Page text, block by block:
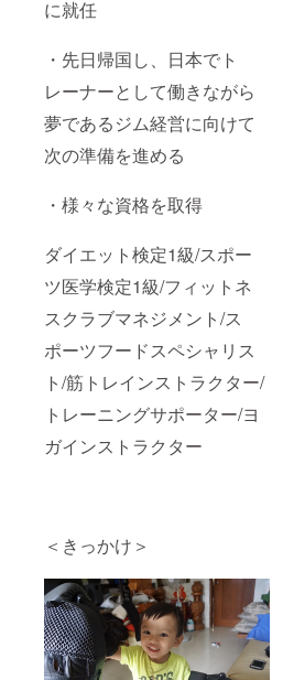
に就任
・先日帰国し、日本でト
レーナーとして働きながら
夢であるジム経営に向けて
次の準備を進める
・様々な資格を取得
ダイエット検定1級/スポー
ツ医学検定1級/フィットネ
スクラブマネジメント/ス
ポーツフードスペシャリス
ト/筋トレインストラクター/
トレーニングサポーター/ヨ
ガインストラクター
＜きっかけ＞